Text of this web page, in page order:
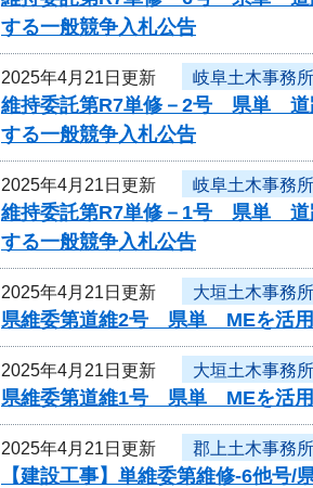
する一般競争入札公告
2025年4月21日更新 岐阜土木事務所
維持委託第R7単修－2号 県単 道
する一般競争入札公告
2025年4月21日更新 岐阜土木事務所
維持委託第R7単修－1号 県単 道
する一般競争入札公告
2025年4月21日更新 大垣土木事務所
県維委第道維2号 県単 MEを活用
2025年4月21日更新 大垣土木事務所
県維委第道維1号 県単 MEを活用
2025年4月21日更新 郡上土木事務所
【建設工事】単維委第維修‐6他